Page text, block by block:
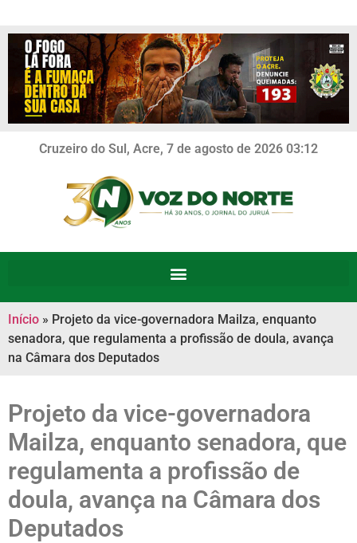
Cruzeiro do Sul, Acre, 7 de agosto de 2026 03:12
Início » Projeto da vice-governadora Mailza, enquanto
senadora, que regulamenta a profissão de doula, avança
na Câmara dos Deputados
Projeto da vice-governadora
Mailza, enquanto senadora, que
regulamenta a profissão de
doula, avança na Câmara dos
Deputados